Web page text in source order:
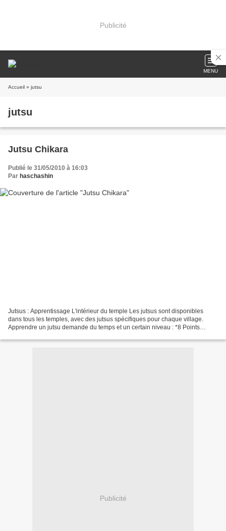
Publicité
MENU
Accueil » jutsu
jutsu
Jutsu Chikara
Publié le 31/05/2010 à 16:03
Par haschashin
Jutsus : Apprentissage L'intérieur du temple Les jutsus sont disponibles
dans tous les temples, avec des jutsus spécifiques pour chaque village.
Apprendre un jutsu demande du temps et un certain niveau : *8 Points
Publicité